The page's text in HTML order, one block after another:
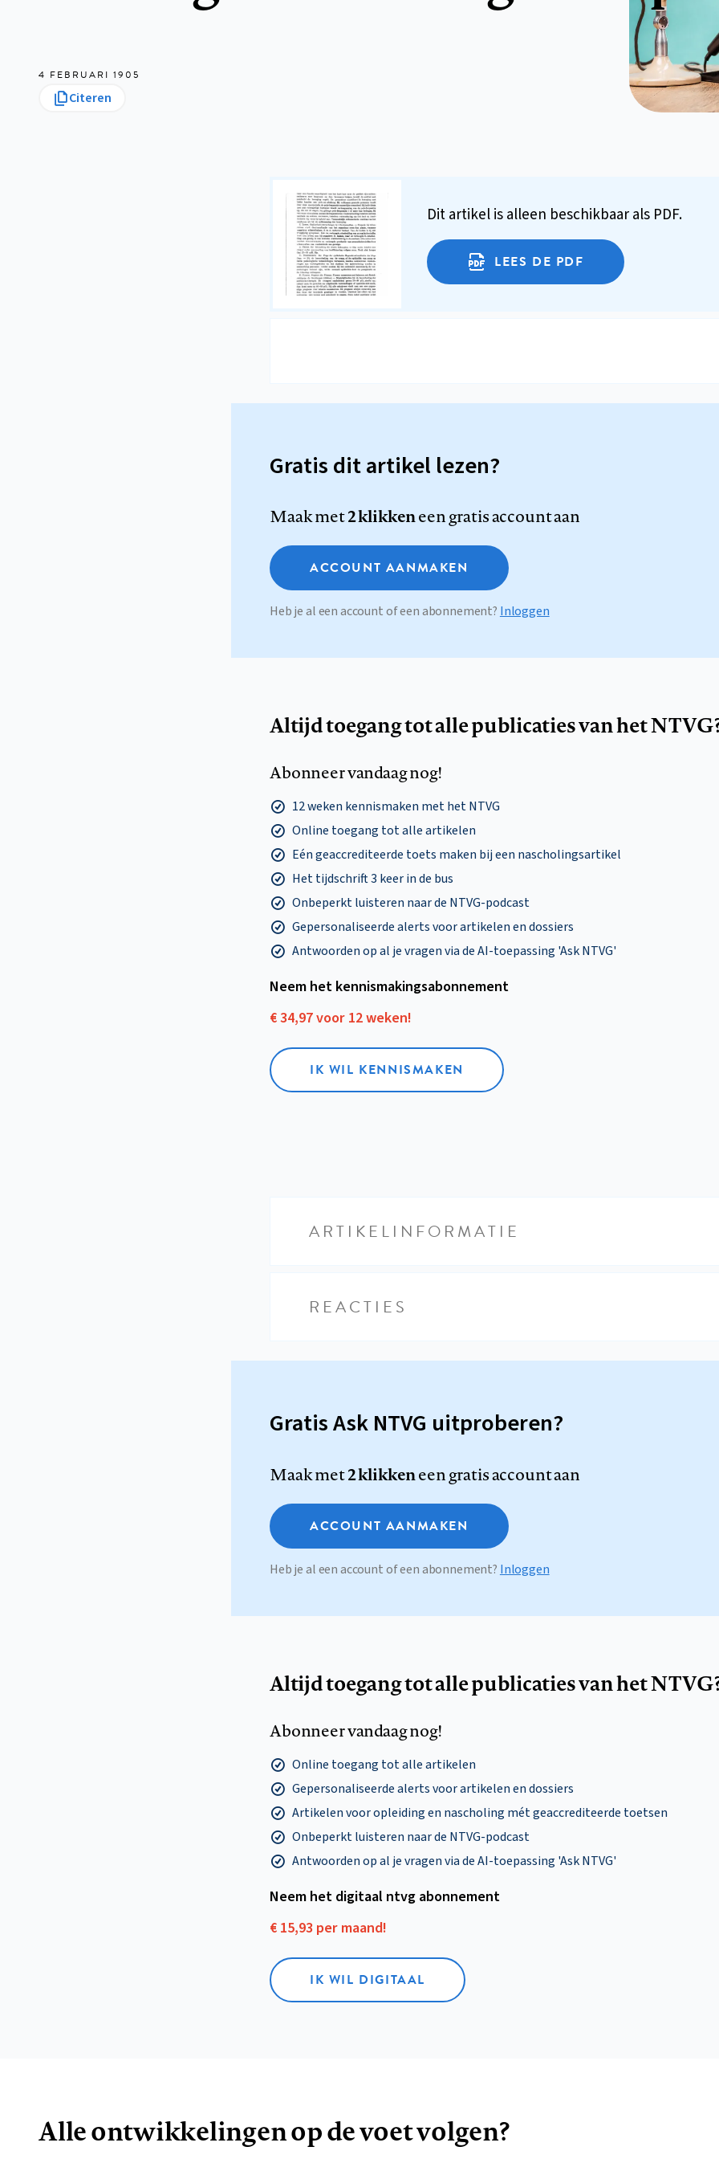
4 FEBRUARI 1905
Citeren
Dit artikel is alleen beschikbaar als PDF.
LEES DE PDF
Gratis dit artikel lezen?
Maak met2 klikkeneen gratis account aan
ACCOUNT AANMAKEN
Heb je al een account of een abonnement? Inloggen
Altijd toegang tot alle publicaties van het
Abonneer vandaag nog!
12 weken kennismaken met het NTVG
Online toegang tot alle artikelen
Eén geaccrediteerde toets maken bij een nascholingsartikel
Het tijdschrift 3 keer in de bus
Onbeperkt luisteren naar de NTVG-podcast
Gepersonaliseerde alerts voor artikelen en dossiers
Antwoorden op al je vragen via de AI-toepassing 'Ask NTVG'
Neem het kennismakings­abonnement
€ 34,97 voor 12 weken!
IK WIL KENNISMAKEN
ARTIKELINFORMATIE
REACTIES
Gratis Ask NTVG uitproberen?
Maak met2 klikkeneen gratis account aan
ACCOUNT AANMAKEN
Heb je al een account of een abonnement? Inloggen
Altijd toegang tot alle publicaties van het
Abonneer vandaag nog!
Online toegang tot alle artikelen
Gepersonaliseerde alerts voor artikelen en dossiers
Artikelen voor opleiding en nascholing mét geaccrediteerde toetsen
Onbeperkt luisteren naar de NTVG-podcast
Antwoorden op al je vragen via de AI-toepassing 'Ask NTVG'
Neem het digitaal ntvg abonnement
€ 15,93 per maand!
IK WIL DIGITAAL
Alle ontwikkelingen op de voet volgen?